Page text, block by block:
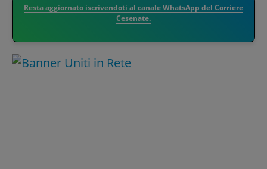
Resta aggiornato iscrivendoti al canale WhatsApp del Corriere
Cesenate.